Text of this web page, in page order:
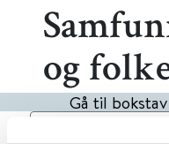
og
Gå til bokstav